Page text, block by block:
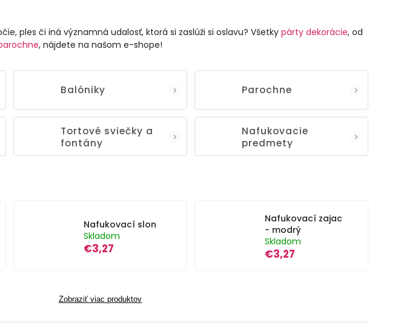
ples či iná významná udalosť, ktorá si zaslúži si oslavu? Všetkypárty dekorácie, od
, nájdete na našom e-shope!
Balóniky Parochne
Tortové sviečky a
fontány
Nafukovacie
predmety
Nafukovací slon
Skladom
€3,27
Nafukovací zajac
- modrý
Skladom
€3,27
Zobraziť viac produktov